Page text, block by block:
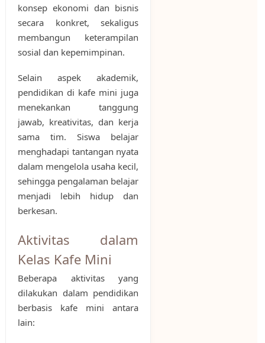
konsep ekonomi dan bisnis
secara konkret, sekaligus
membangun keterampilan
sosial dan kepemimpinan.
Selain aspek akademik,
pendidikan di kafe mini juga
menekankan tanggung
jawab, kreativitas, dan kerja
sama tim. Siswa belajar
menghadapi tantangan nyata
dalam mengelola usaha kecil,
sehingga pengalaman belajar
menjadi lebih hidup dan
berkesan.
Aktivitas dalam
Kelas Kafe Mini
Beberapa aktivitas yang
dilakukan dalam pendidikan
berbasis kafe mini antara
lain: